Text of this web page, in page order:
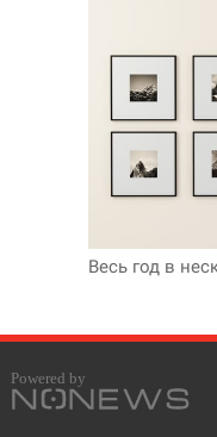
Весь год в